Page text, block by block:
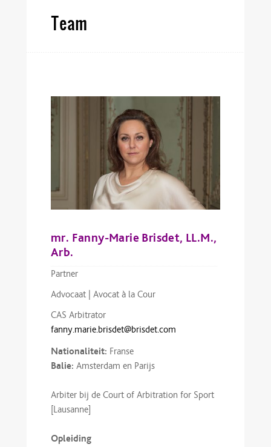
Team
mr. Fanny-Marie Brisdet, LL.M.,
Arb.
Partner
Advocaat | Avocat à la Cour
CAS Arbitrator
fanny.marie.brisdet@brisdet.com
Nationaliteit: Franse
Balie: Amsterdam en Parijs
Arbiter bij de Court of Arbitration for Sport
[Lausanne]
Opleiding